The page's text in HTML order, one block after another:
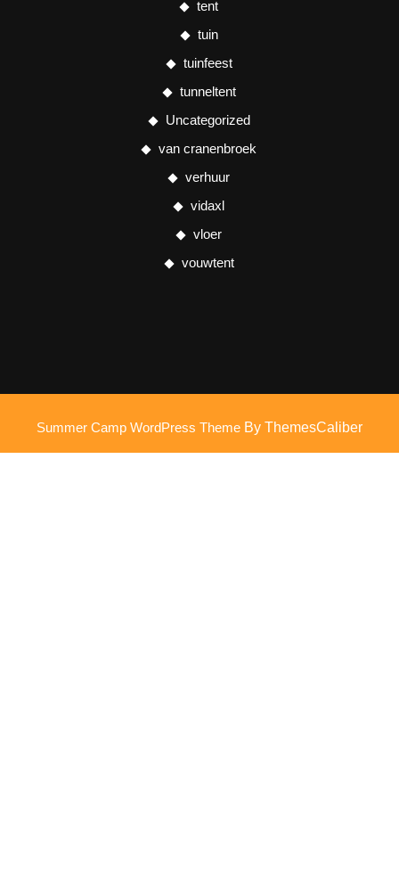
tent
tuin
tuinfeest
tunneltent
Uncategorized
van cranenbroek
verhuur
vidaxl
vloer
vouwtent
Summer Camp WordPress Theme By ThemesCaliber